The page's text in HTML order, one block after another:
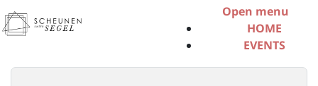
Open menu
HOME
EVENTS